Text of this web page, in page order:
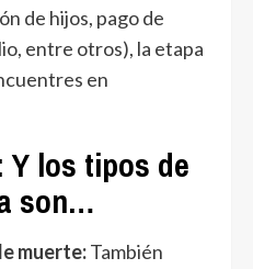
de hijos, pago de
entre otros), la etapa
en
los tipos de
son…
muerte:También